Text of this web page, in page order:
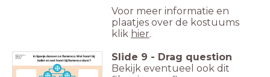
Voor meer informatie en
plaatjes over de kostuums
klik hier.
In Spanje dansen ze flamenco. Wat hoort bij
ballet en wat hoort bij flamenco dans?
Tutu
Slide 9 - Drag question
Bekijk eventueel ook dit